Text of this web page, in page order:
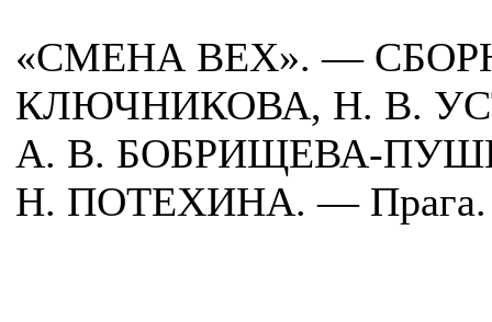
«СМЕНА ВЕХ». —
КЛЮЧНИКОВА, Н. В.
А. В. БОБРИЩЕВА-
Н. ПОТЕХИНА. — Прага.